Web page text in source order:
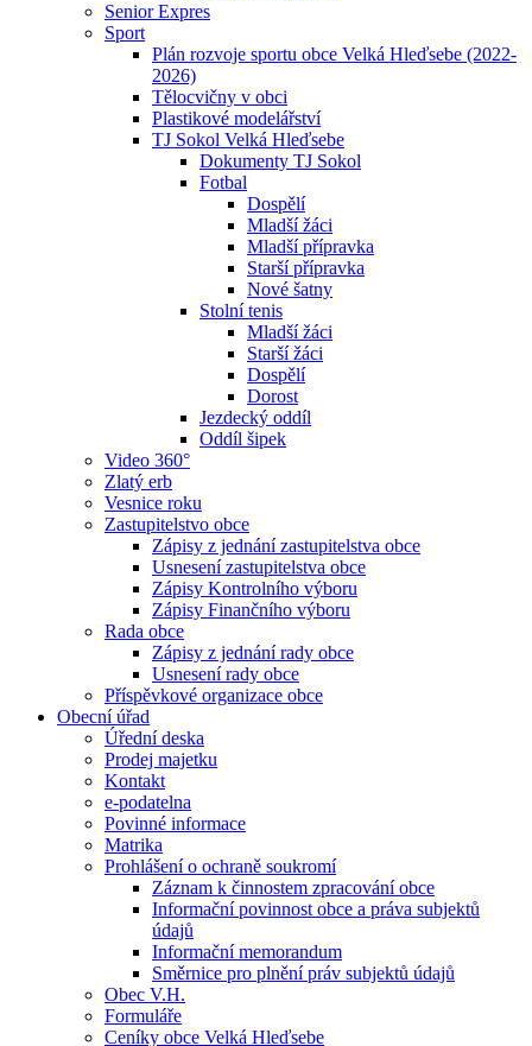
Senior Expres
Sport
Plán rozvoje sportu obce Velká Hleďsebe (2022-
2026)
Tělocvičny v obci
Plastikové modelářství
TJ Sokol Velká Hleďsebe
Dokumenty TJ Sokol
Fotbal
Dospělí
Mladší žáci
Mladší přípravka
Starší přípravka
Nové šatny
Stolní tenis
Mladší žáci
Starší žáci
Dospělí
Dorost
Jezdecký oddíl
Oddíl šipek
Video 360°
Zlatý erb
Vesnice roku
Zastupitelstvo obce
Zápisy z jednání zastupitelstva obce
Usnesení zastupitelstva obce
Zápisy Kontrolního výboru
Zápisy Finančního výboru
Rada obce
Zápisy z jednání rady obce
Usnesení rady obce
Příspěvkové organizace obce
Obecní úřad
Úřední deska
Prodej majetku
Kontakt
e-podatelna
Povinné informace
Matrika
Prohlášení o ochraně soukromí
Záznam k činnostem zpracování obce
Informační povinnost obce a práva subjektů
údajů
Informační memorandum
Směrnice pro plnění práv subjektů údajů
Obec V.H.
Formuláře
Ceníky obce Velká Hleďsebe